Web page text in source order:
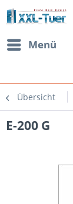
Menü
Übersicht
E-200 G